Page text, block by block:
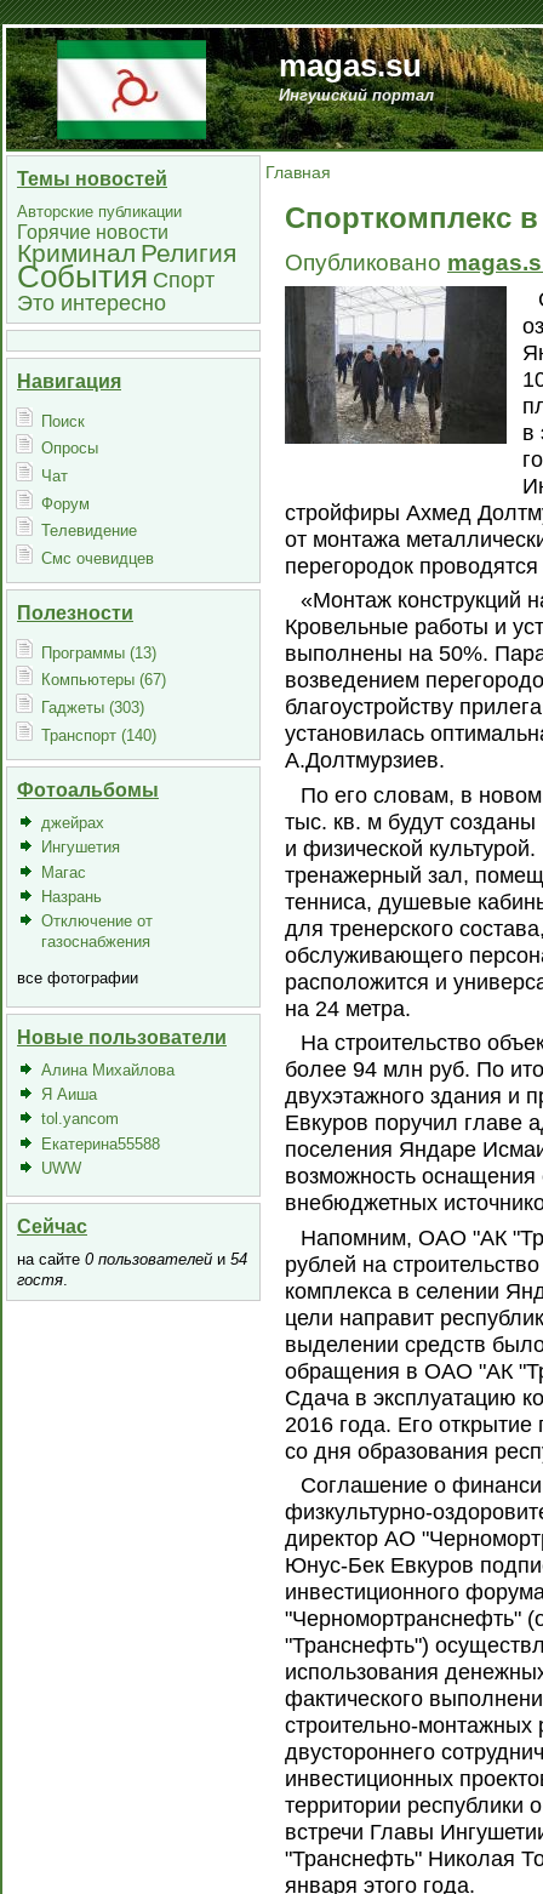
magas.su
Ингушский портал
Темы новостей
Авторские публикации
Горячие новости
Криминал Религия
События Спорт
Это интересно
Навигация
Поиск
Опросы
Чат
Форум
Телевидение
Смс очевидцев
Полезности
Программы (13)
Компьютеры (67)
Гаджеты (303)
Транспорт (140)
Фотоальбомы
джейрах
Ингушетия
Магас
Назрань
Отключение от
газоснабжения
все фотографии
Новые пользователи
Алина Михайлова
Я Аиша
tol.yancom
Екатерина55588
UWW
Сейчас
на сайте 0 пользователей и 54
гостя.
Главная
Спорткомплекс
Опубликовано
в
стройфиры Ахмед
от монтажа
перегородок
«Монтаж конструкций
Кровельные работы и
выполнены на 50%.
возведением
благоустройству
установилась
А.Долтмурзиев.
По его словам, в
тыс. кв. м будут
и физической
тренажерный зал,
тенниса, душевые
для тренерского
обслуживающего
расположится и
на 24 метра.
На строительство
более 94 млн руб. По
двухэтажного здания и
Евкуров поручил главе
поселения Яндаре
возможность оснащения
внебюджетных
Напомним, ОАО "АК
рублей на
комплекса в селении
цели направит
выделении средств
обращения в ОАО "АК
Сдача в эксплуатацию
2016 года. Его
со дня образования
Соглашение о
физкультурно-
директор АО
Юнус-Бек Евкуров
инвестиционного
"Черномортранснефть"
"Транснефть")
использования
фактического
строительно-монтажных
двустороннего
инвестиционных
территории республики
встречи Главы
"Транснефть" Николая
января этого года.